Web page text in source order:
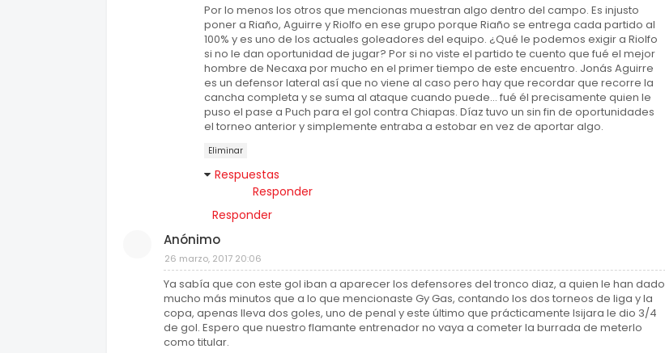
Por lo menos los otros que mencionas muestran algo dentro del campo. Es injusto
poner a Riaño, Aguirre y Riolfo en ese grupo porque Riaño se entrega cada partido al
100% y es uno de los actuales goleadores del equipo. ¿Qué le podemos exigir a Riolfo
si no le dan oportunidad de jugar? Por si no viste el partido te cuento que fué el mejor
hombre de Necaxa por mucho en el primer tiempo de este encuentro. Jonás Aguirre
es un defensor lateral así que no viene al caso pero hay que recordar que recorre la
cancha completa y se suma al ataque cuando puede... fué él precisamente quien le
puso el pase a Puch para el gol contra Chiapas. Díaz tuvo un sin fin de oportunidades
el torneo anterior y simplemente entraba a estobar en vez de aportar algo.
Eliminar
Respuestas
Responder
Responder
Anónimo
26 marzo, 2017 20:06
Ya sabía que con este gol iban a aparecer los defensores del tronco diaz, a quien le han dado
mucho más minutos que a lo que mencionaste Gy Gas, contando los dos torneos de liga y la
copa, apenas lleva dos goles, uno de penal y este último que prácticamente Isijara le dio 3/4
de gol. Espero que nuestro flamante entrenador no vaya a cometer la burrada de meterlo
como titular.